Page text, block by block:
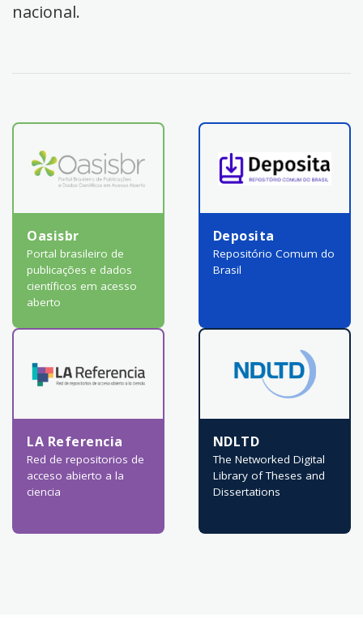
nacional.
Oasisbr
Portal brasileiro de
publicações e dados
científicos em acesso
aberto
Deposita
Repositório Comum do
Brasil
LA Referencia
Red de repositorios de
acceso abierto a la
ciencia
NDLTD
The Networked Digital
Library of Theses and
Dissertations